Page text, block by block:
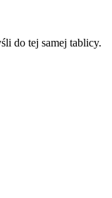
do tej samej tablicy.